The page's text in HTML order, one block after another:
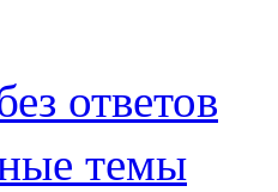
ответов
темы